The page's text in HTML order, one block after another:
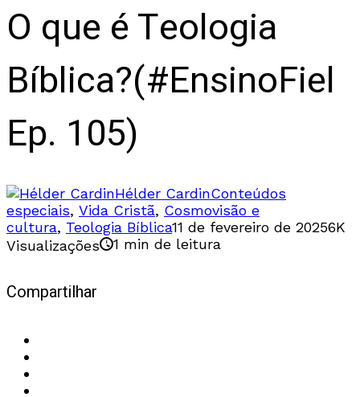
O que é Teologia
Bíblica?(#EnsinoFiel
Ep. 105)
Hélder CardinConteúdos
especiais, Vida Cristã, Cosmovisão e
cultura, Teologia Bíblica11 de fevereiro de 20256K
Visualizações
1 min de leitura
Compartilhar